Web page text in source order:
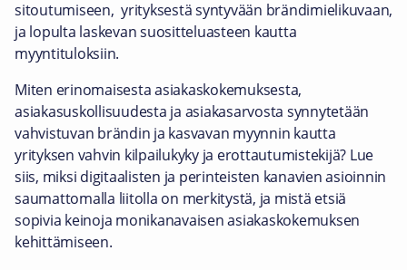
sitoutumiseen, yrityksestä syntyvään brändimielikuvaan,
ja lopulta laskevan suositteluasteen kautta
myyntituloksiin.
Miten erinomaisesta asiakaskokemuksesta,
asiakasuskollisuudesta ja asiakasarvosta synnytetään
vahvistuvan brändin ja kasvavan myynnin kautta
yrityksen vahvin kilpailukyky ja erottautumistekijä? Lue
siis, miksi digitaalisten ja perinteisten kanavien asioinnin
saumattomalla liitolla on merkitystä, ja mistä etsiä
sopivia keinoja monikanavaisen asiakaskokemuksen
kehittämiseen.